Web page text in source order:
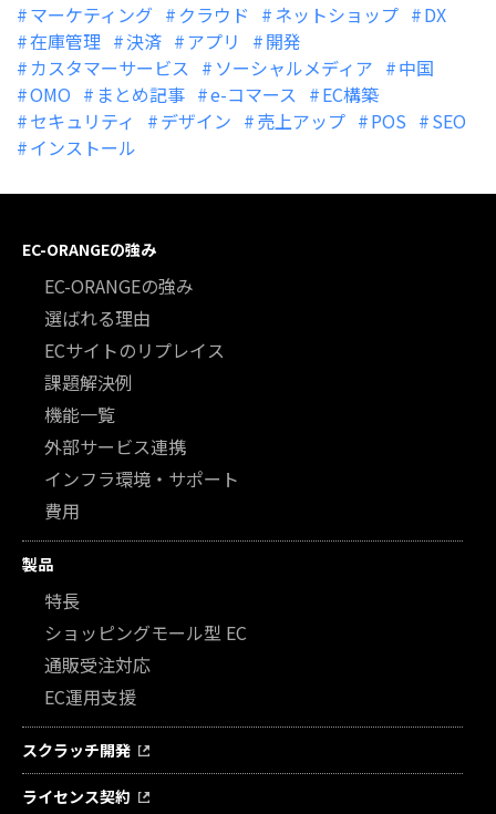
マーケティング
クラウド ネットショップ
DX
在庫管理
決済 アプリ
開発
カスタマーサービス
ソーシャルメディア
中国
OMO
まとめ記事 e-コマース
EC構築
セキュリティ
デザイン 売上アップ POS
SEO
インストール
EC-ORANGEの強み
EC-ORANGEの強み
選ばれる理由
ECサイトのリプレイス
課題解決例
機能一覧
外部サービス連携
インフラ環境・サポート
費用
製品
特長
ショッピングモール型 EC
通販受注対応
EC運用支援
スクラッチ開発
ライセンス契約